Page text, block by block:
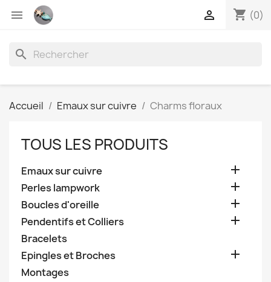
 shopping_cart (0)

search
Accueil Emaux sur cuivre Charms floraux
TOUS LES PRODUITS
Emaux sur cuivre 
Perles lampwork 
Boucles d'oreille 
Pendentifs et Colliers 
Bracelets
Epingles et Broches

Montages